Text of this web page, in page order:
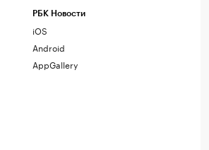
РБК Новости
iOS
Android
AppGallery